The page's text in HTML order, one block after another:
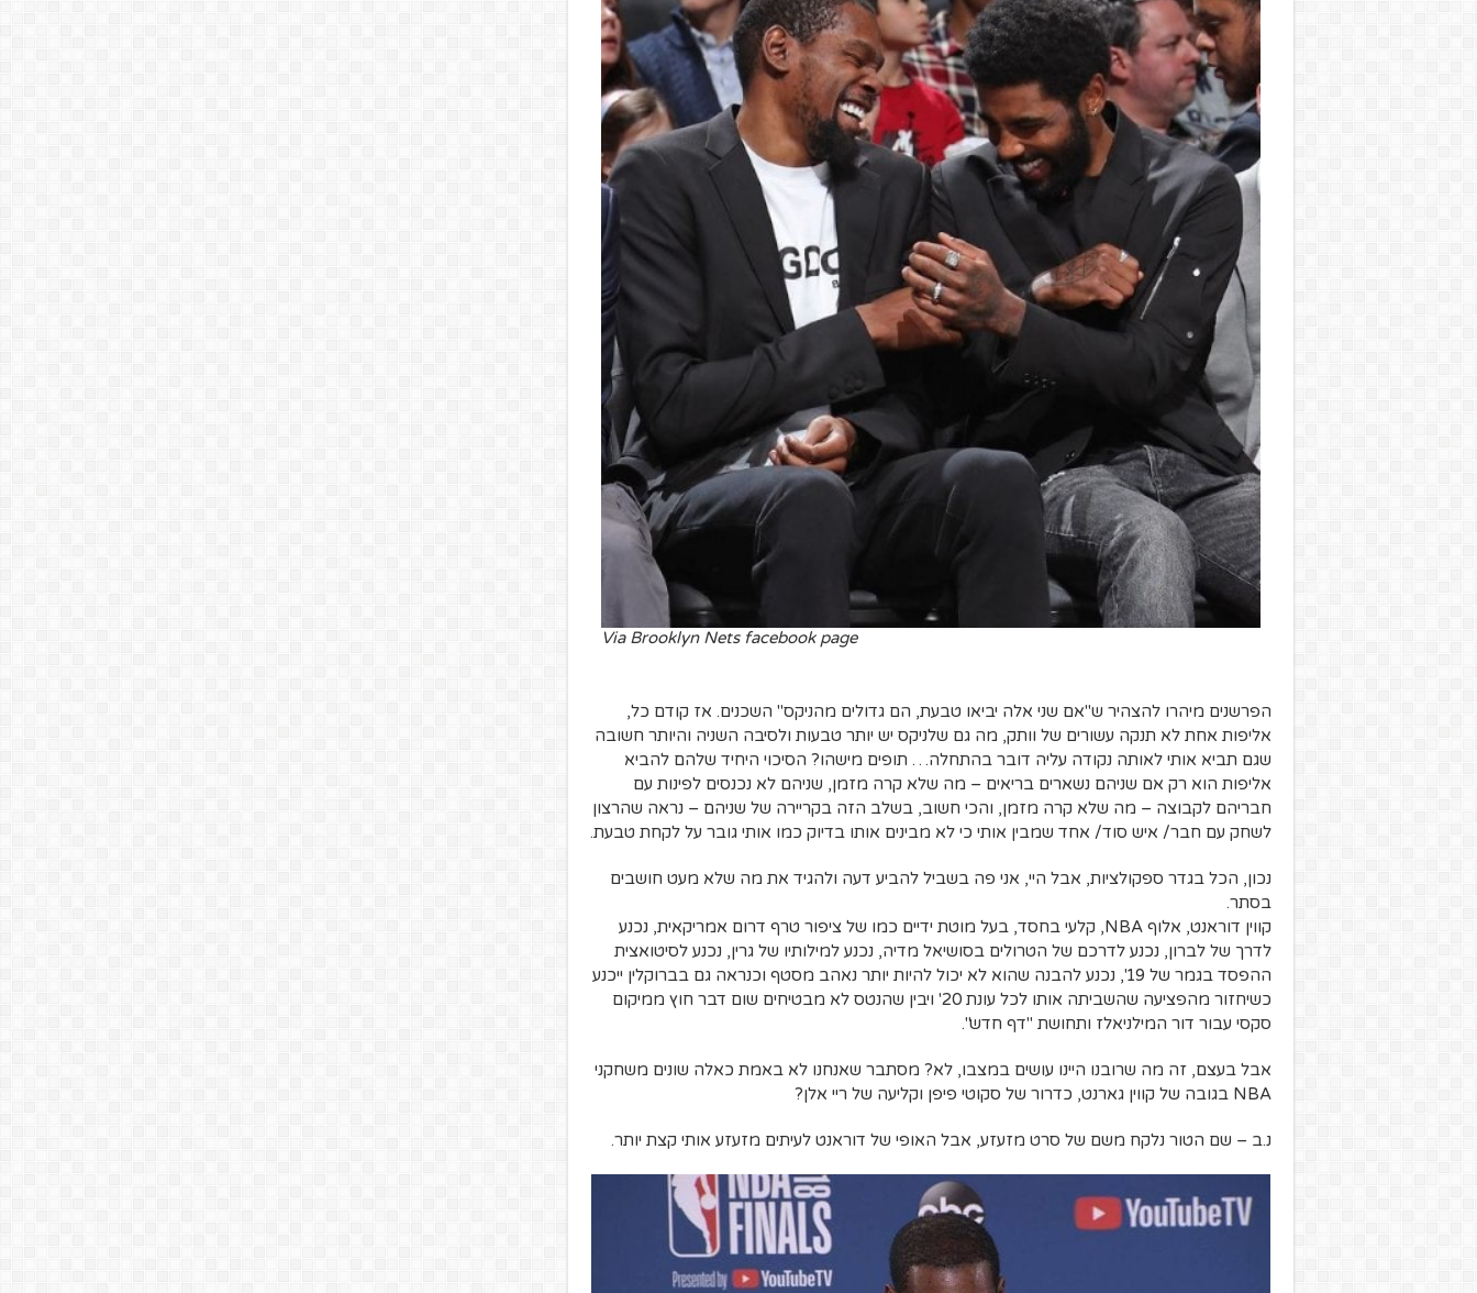
Via Brooklyn Nets facebook page
הפרשנים מיהרו להצהיר ש"אם שני אלה יביאו טבעת, הם גדולים מהניקס" השכנים. אז קודם כל,
אליפות אחת לא תנקה עשורים של וותק, מה גם שלניקס יש יותר טבעות ולסיבה השניה והיותר חשובה
שגם תביא אותי לאותה נקודה עליה דובר בהתחלה… תופים מישהו? הסיכוי היחיד שלהם להביא
אליפות הוא רק אם שניהם נשארים בריאים – מה שלא קרה מזמן, שניהם לא נכנסים לפינות עם
חבריהם לקבוצה – מה שלא קרה מזמן, והכי חשוב, בשלב הזה בקריירה של שניהם – נראה שהרצון
לשחק עם חבר/ איש סוד/ אחד שמבין אותי כי לא מבינים אותו בדיוק כמו אותי גובר על לקחת טבעת.
נכון, הכל בגדר ספקולציות, אבל היי, אני פה בשביל להביע דעה ולהגיד את מה שלא מעט חושבים
בסתר.
קווין דוראנט, אלוף NBA, קלעי בחסד, בעל מוטת ידיים כמו של ציפור טרף דרום אמריקאית, נכנע
לדרך של לברון, נכנע לדרכם של הטרולים בסושיאל מדיה, נכנע למילותיו של גרין, נכנע לסיטואצית
ההפסד בגמר של 19', נכנע להבנה שהוא לא יכול להיות יותר נאהב מסטף וכנראה גם בברוקלין ייכנע
כשיחזור מהפציעה שהשביתה אותו לכל עונת 20' ויבין שהנטס לא מבטיחים שום דבר חוץ ממיקום
סקסי עבור דור המילניאלז ותחושת "דף חדש".
אבל בעצם, זה מה שרובנו היינו עושים במצבו, לא? מסתבר שאנחנו לא באמת כאלה שונים משחקני
NBA בגובה של קווין גארנט, כדרור של סקוטי פיפן וקליעה של ריי אלן?
נ.ב – שם הטור נלקח משם של סרט מזעזע, אבל האופי של דוראנט לעיתים מזעזע אותי קצת יותר.